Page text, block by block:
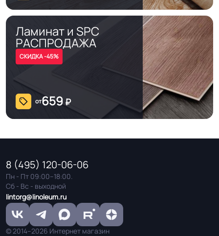
Ламинат и SPC
РАСПРОДАЖА
СКИДКА -45%
от659 ₽
8 (495) 120-06-06
Пн - Пт 09:00–18:00.
Сб - Вс - выходной
lintorg@linoleum.ru
© 2014–2026 Интернет магазин